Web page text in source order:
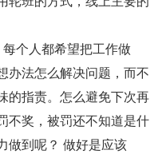
个人都希望把工作做
办法怎么解决问题，而不
的指责。怎么避免下次再
不奖，被罚还不知道是什
做到呢？ 做好是应该